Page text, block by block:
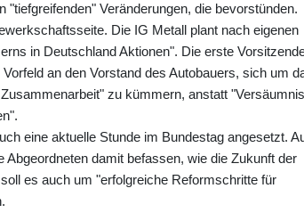
Veränderungen, die bevorstünden.
Die IG Metall plant nach eigenen
in Deutschland Aktionen". Die erste
an den Vorstand des Autobauers, sich um
zu kümmern, anstatt
eine aktuelle Stunde im Bundestag angesetzt.
damit befassen, wie die Zukunft der
es auch um "erfolgreiche Reformschritte für